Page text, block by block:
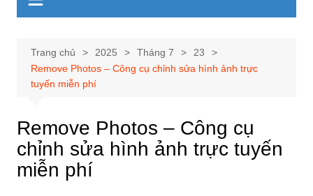
Trang chủ 2025 Tháng 7
23
Remove Photos – Công cụ chỉnh sửa hình ảnh trực
tuyến miễn phí
Remove Photos – Công cụ
chỉnh sửa hình ảnh trực tuyến
miễn phí